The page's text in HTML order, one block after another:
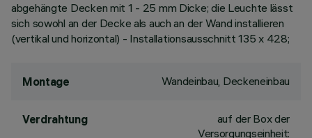
abgehängte Decken mit 1 - 25 mm Dicke; die Leuchte lässt
sich sowohl an der Decke als auch an der Wand installieren
(vertikal und horizontal) - Installationsausschnitt 135 x 428;
Montage Wandeinbau, Deckeneinbau
Verdrahtung
auf der Box der
Versorgungseinheit: